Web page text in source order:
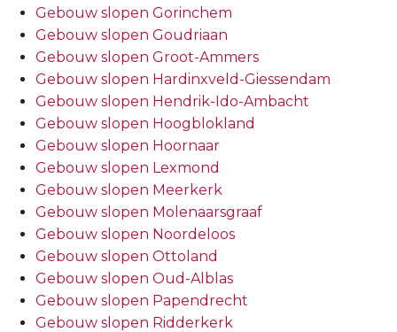
Gebouw slopen Gorinchem
Gebouw slopen Goudriaan
Gebouw slopen Groot-Ammers
Gebouw slopen Hardinxveld-Giessendam
Gebouw slopen Hendrik-Ido-Ambacht
Gebouw slopen Hoogblokland
Gebouw slopen Hoornaar
Gebouw slopen Lexmond
Gebouw slopen Meerkerk
Gebouw slopen Molenaarsgraaf
Gebouw slopen Noordeloos
Gebouw slopen Ottoland
Gebouw slopen Oud-Alblas
Gebouw slopen Papendrecht
Gebouw slopen Ridderkerk